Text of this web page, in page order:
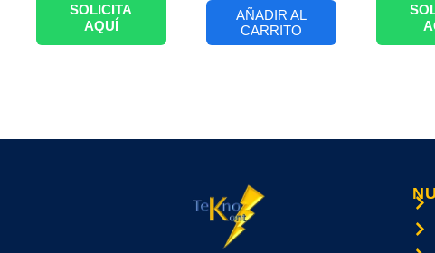
SOLICITA
AQUÍ
AÑADIR AL
CARRITO